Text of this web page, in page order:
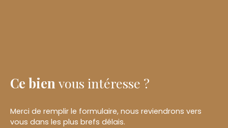
Ce bien vous intéresse ?
Merci de remplir le formulaire, nous reviendrons vers
vous dans les plus brefs délais.